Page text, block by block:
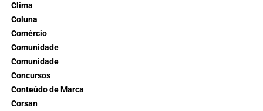
Clima
Coluna
Comércio
Comunidade
Comunidade
Concursos
Conteúdo de Marca
Corsan